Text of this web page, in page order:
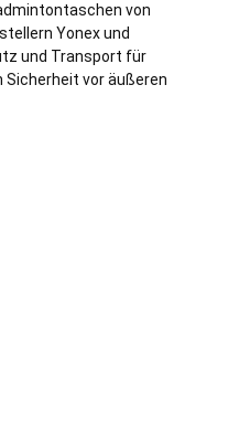
von
Yonex und
und Transport für
Sicherheit vor äußeren